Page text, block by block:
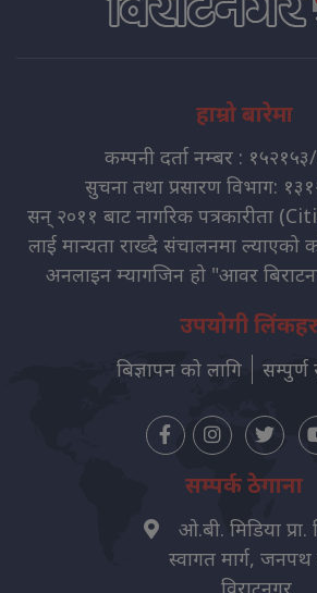
हाम्रो बारेमा
कम्पनी दर्ता नम्बर :
सुचना तथा प्रसारण विभाग:
सन् २०११ बाट नागरिक पत्रकारीता
लाई मान्यता राख्दै संचालनमा ल्याएको
अनलाइन म्यागजिन हो "आवर
उपयोगी लिंकहरु
बिज्ञापन को लागि सम्पुर्ण
सम्पर्क ठेगाना
ओ.बी. मिडिया प्रा.
स्वागत मार्ग, जनपथ
विराटनगर